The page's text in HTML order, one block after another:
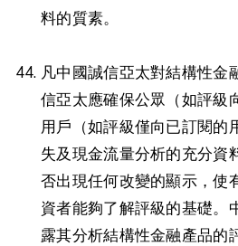
料的質素。
凡中國誠信亞太對結構性金
信亞太應確保公眾（如評級
用戶（如評級僅向已訂閱的
失及現金流量分析的充分資
否出現任何改變的顯示，使
資者能夠了解評級的基礎。
露其分析結構性金融產品的